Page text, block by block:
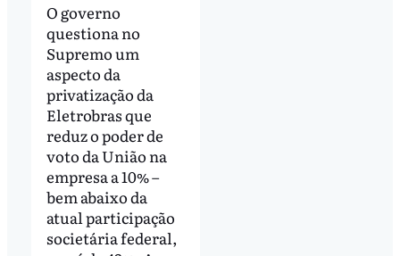
O governo
questiona no
Supremo um
aspecto da
privatização da
Eletrobras que
reduz o poder de
voto da União na
empresa a 10% –
bem abaixo da
atual participação
societária federal,